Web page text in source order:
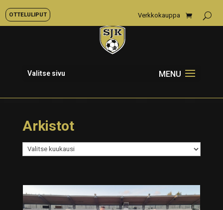
OTTELULIPUT Verkkokauppa
Valitse sivu
Arkistot
Arkistot